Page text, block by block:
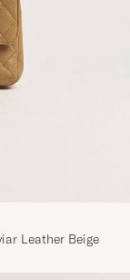
Leather Beige